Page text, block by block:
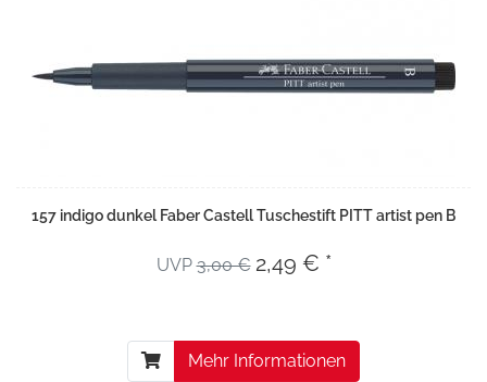
157 indigo dunkel Faber Castell Tuschestift PITT artist pen B
UVP3,00 € 2,49 € *
Mehr Informationen